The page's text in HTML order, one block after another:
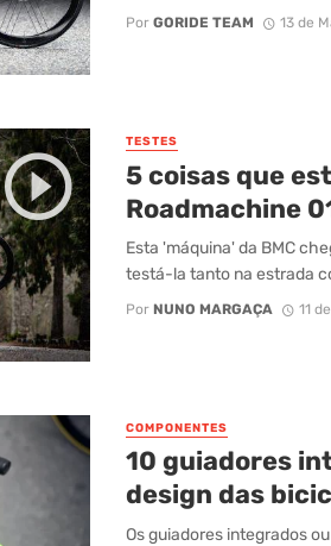
Por GORIDE TEAM 13 de
TESTES
5 coisas que
Roadmachine
Esta 'máquina' da BMC
testá-la tanto na estrada
Por NUNO MARGAÇA 11
COMPONENTES
10 guiadores
design das
Os guiadores integrados